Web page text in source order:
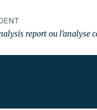
report ou l’analyse